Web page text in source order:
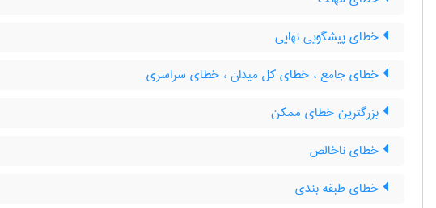
خطای پیشگویی نهایی
خطای جامع ، خطای کل میدان ، خطای سراسری
بزرگترین خطای ممکن
خطای ناخالص
خطای طبقه بندی